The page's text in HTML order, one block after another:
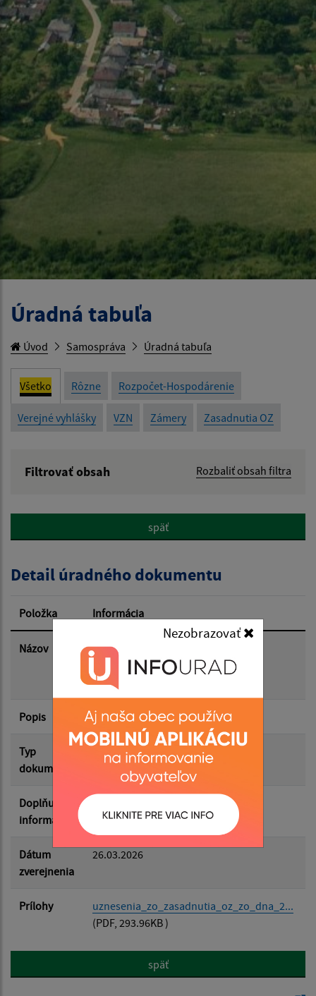
Nezobrazovať
Úradná tabuľa
Úvod Samospráva Úradná tabuľa
Všetko Rôzne Rozpočet-Hospodárenie
Verejné vyhlášky VZN Zámery Zasadnutia OZ
Filtrovať obsah Rozbaliť obsah filtra
Popis:
Dátum zverejnenia od:
Dátum zverejnenia do:
Filtrovať Reset
späť
Detail úradného dokumentu
Položka Informácia
Názov
Uznesenia zo zasadnutia obecného
zastupiteľstva obce Kružná zo dňa
24.3.2026
Popis
Typ
dokumentu
Zasadnutia OZ
Doplňujúce
informácie
Dátum
zverejnenia
26.03.2026
Prílohy
uznesenia_zo_zasadnutia_oz_zo_dna_2...
(PDF, 293.96KB )
späť